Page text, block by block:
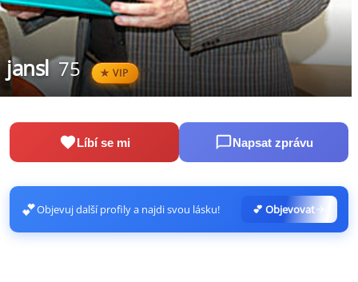
jansl 75 VIP
Líbí se mi Napsat zprávu
💕Objevuj další profily a najdi svou lásku! 💕 Objevovat